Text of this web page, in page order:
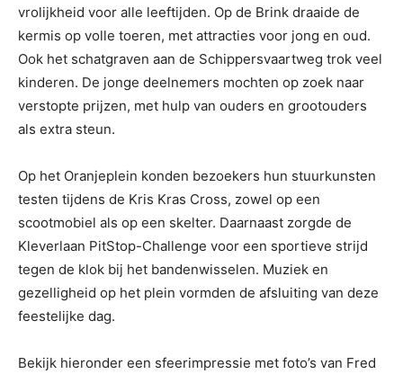
vrolijkheid voor alle leeftijden. Op de Brink draaide de
kermis op volle toeren, met attracties voor jong en oud.
Ook het schatgraven aan de Schippersvaartweg trok veel
kinderen. De jonge deelnemers mochten op zoek naar
verstopte prijzen, met hulp van ouders en grootouders
als extra steun.
Op het Oranjeplein konden bezoekers hun stuurkunsten
testen tijdens de Kris Kras Cross, zowel op een
scootmobiel als op een skelter. Daarnaast zorgde de
Kleverlaan PitStop-Challenge voor een sportieve strijd
tegen de klok bij het bandenwisselen. Muziek en
gezelligheid op het plein vormden de afsluiting van deze
feestelijke dag.
Bekijk hieronder een sfeerimpressie met foto’s van Fred